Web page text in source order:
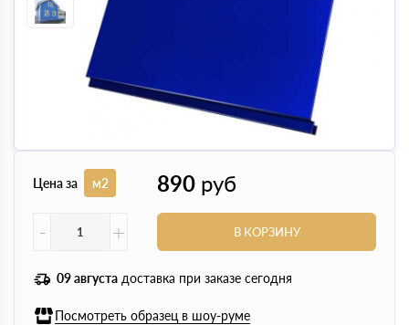
Цена за м2 890 руб
-
+ В КОРЗИНУ
09 августа доставка при заказе сегодня
Посмотреть образец в шоу-руме